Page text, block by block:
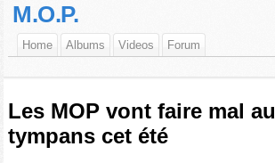
M.O.P.
Home Albums Videos Forum
Les MOP vont faire mal
tympans cet été